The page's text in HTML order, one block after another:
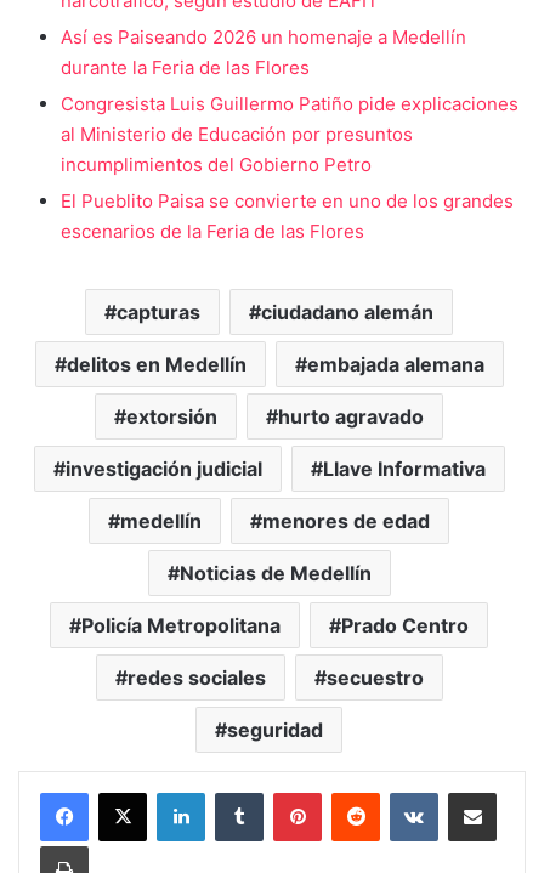
Así es Paiseando 2026 un homenaje a Medellín
durante la Feria de las Flores
Congresista Luis Guillermo Patiño pide explicaciones
al Ministerio de Educación por presuntos
incumplimientos del Gobierno Petro
El Pueblito Paisa se convierte en uno de los grandes
escenarios de la Feria de las Flores
capturas ciudadano alemán
delitos en Medellín embajada alemana
extorsión hurto agravado
investigación judicial Llave Informativa
medellín menores de edad
Noticias de Medellín
Policía Metropolitana Prado Centro
redes sociales secuestro
seguridad
LinkedInTumblr PinterestReddit VKontakteCompartir vía Mail
Print